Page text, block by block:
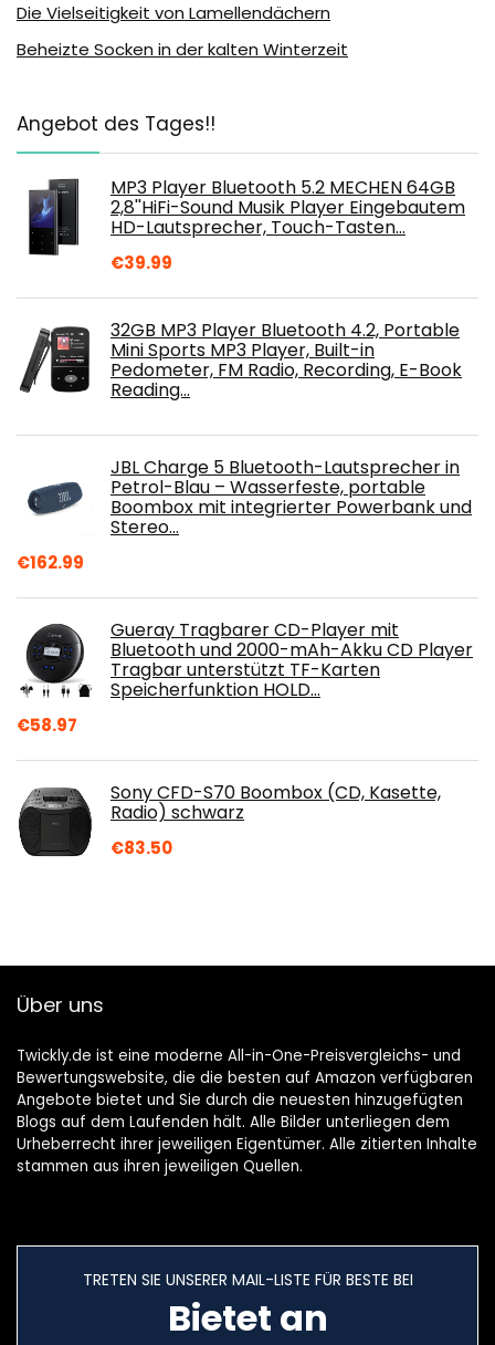
Die Vielseitigkeit von Lamellendächern
Beheizte Socken in der kalten Winterzeit
Angebot des Tages!!
MP3 Player Bluetooth 5.2 MECHEN 64GB
2,8''HiFi-Sound Musik Player Eingebautem
HD-Lautsprecher, Touch-Tasten…
€39.99
32GB MP3 Player Bluetooth 4.2, Portable
Mini Sports MP3 Player, Built-in
Pedometer, FM Radio, Recording, E-Book
Reading…
JBL Charge 5 Bluetooth-Lautsprecher in
Petrol-Blau – Wasserfeste, portable
Boombox mit integrierter Powerbank und
Stereo…
€162.99
Gueray Tragbarer CD-Player mit
Bluetooth und 2000-mAh-Akku CD Player
Tragbar unterstützt TF-Karten
Speicherfunktion HOLD…
€58.97
Sony CFD-S70 Boombox (CD, Kasette,
Radio) schwarz
€83.50
Über uns
Twickly.de ist eine moderne All-in-One-Preisvergleichs- und
Bewertungswebsite, die die besten auf Amazon verfügbaren
Angebote bietet und Sie durch die neuesten hinzugefügten
Blogs auf dem Laufenden hält. Alle Bilder unterliegen dem
Urheberrecht ihrer jeweiligen Eigentümer. Alle zitierten Inhalte
stammen aus ihren jeweiligen Quellen.
TRETEN SIE UNSERER MAIL-LISTE FÜR BESTE BEI
Bietet an